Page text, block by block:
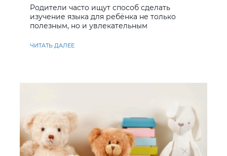
Родители часто ищут способ сделать
изучение языка для ребёнка не только
полезным, но и увлекательным
ЧИТАТЬ ДАЛЕЕ